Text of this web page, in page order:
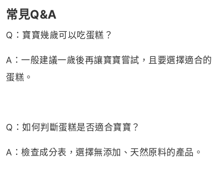
常見Q&A
Q：寶寶幾歲可以吃蛋糕？
A：一般建議一歲後再讓寶寶嘗試，且要選擇適合的
蛋糕。
Q：如何判斷蛋糕是否適合寶寶？
A：檢查成分表，選擇無添加、天然原料的產品。